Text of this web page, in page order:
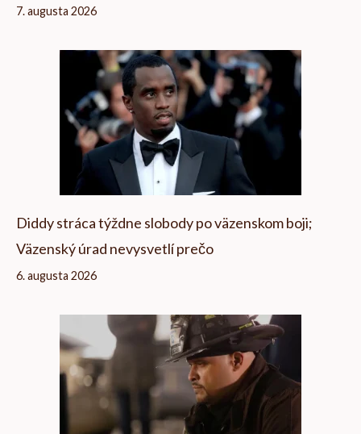
7. augusta 2026
Diddy stráca týždne slobody po väzenskom boji;
Väzenský úrad nevysvetlí prečo
6. augusta 2026